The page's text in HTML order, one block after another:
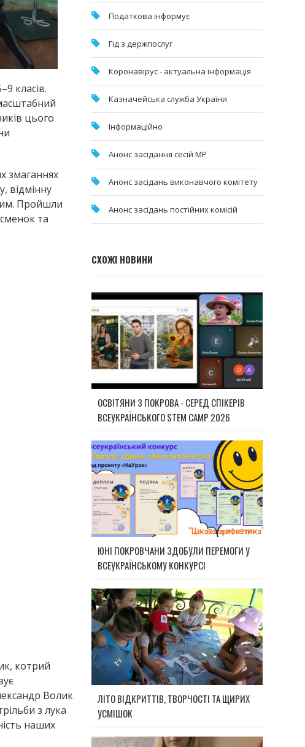
класів.
цього
змаганнях
відмінну
Пройшли
та
котрий
Волик
з лука
наших
Податкова інформує
Гід з держпослуг
Коронавірус - актуальна інформація
Казначейська служба України
Інформаційно
Анонс засідання сесій МР
Анонс засідань виконавчого комітету
Анонс засідань постійних комісій
СХОЖІ НОВИНИ
ОСВІТЯНИ З ПОКРОВА - СЕРЕД СПІКЕРІВ
ВСЕУКРАЇНСЬКОГО STEM CAMP 2026
ЮНІ ПОКРОВЧАНИ ЗДОБУЛИ ПЕРЕМОГИ У
ВСЕУКРАЇНСЬКОМУ КОНКУРСІ
ЛІТО ВІДКРИТТІВ, ТВОРЧОСТІ ТА ЩИРИХ
УСМІШОК